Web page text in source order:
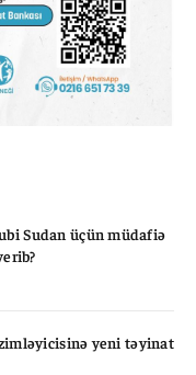
Sudan üçün müdafiə
yeni təyinat